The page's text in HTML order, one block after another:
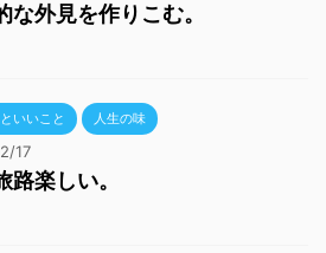
な外見を作りこむ。
いいこと 人生の味
17
路楽しい。